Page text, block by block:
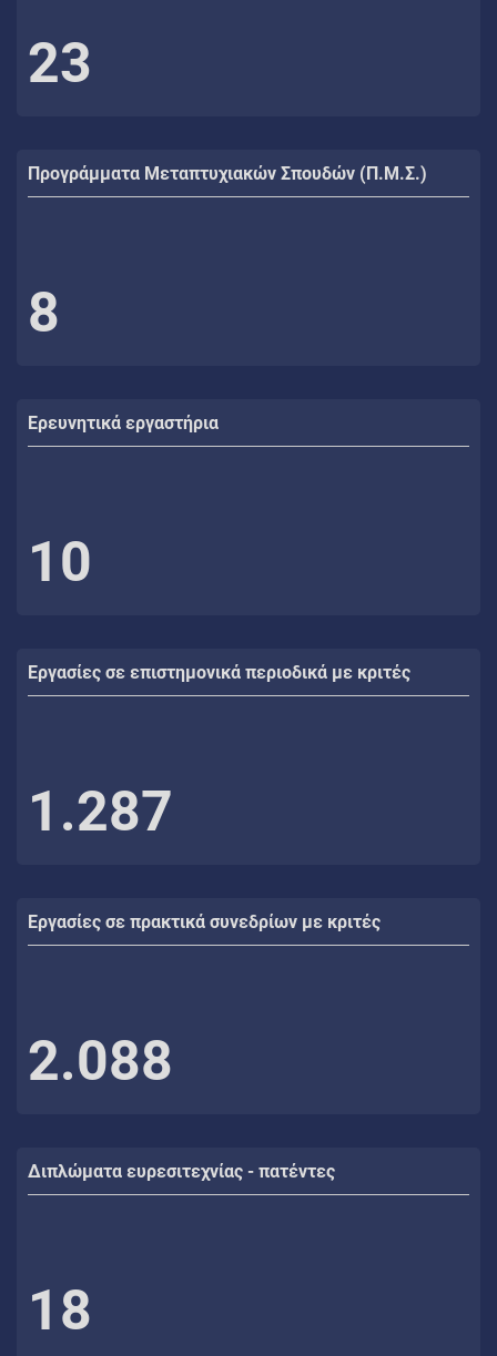
23
Προγράμματα Μεταπτυχιακών Σπουδών (Π.Μ.Σ.)
8
Ερευνητικά εργαστήρια
10
Εργασίες σε επιστημονικά περιοδικά με κριτές
1.287
Εργασίες σε πρακτικά συνεδρίων με κριτές
2.088
Διπλώματα ευρεσιτεχνίας - πατέντες
18